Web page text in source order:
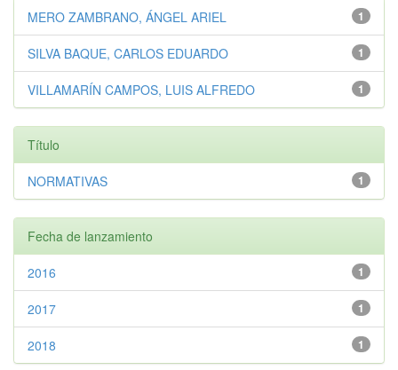
1
MERO ZAMBRANO, ÁNGEL ARIEL
1
SILVA BAQUE, CARLOS EDUARDO
1
VILLAMARÍN CAMPOS, LUIS ALFREDO
Título
1
NORMATIVAS
Fecha de lanzamiento
1
2016
1
2017
1
2018